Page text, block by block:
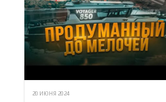
20 ИЮНЯ 2024